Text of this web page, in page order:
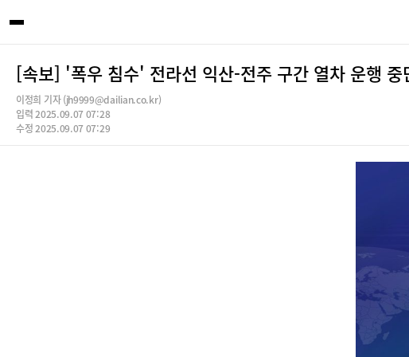
[속보] '폭우 침수' 전라선 익산-전주 구간 열차 운행 중
이정희 기자 (jh9999@dailian.co.kr)
입력 2025.09.07 07:28
수정 2025.09.07 07:29